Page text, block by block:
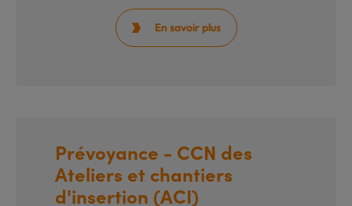
 En savoir plus
Prévoyance - CCN des
Ateliers et chantiers
d'insertion (ACI)